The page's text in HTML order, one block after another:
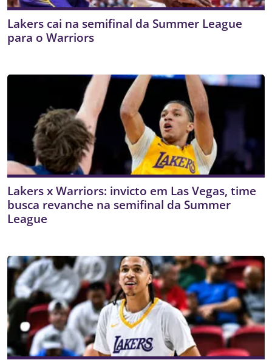
Lakers cai na semifinal da Summer League
para o Warriors
Lakers x Warriors: invicto em Las Vegas, time
busca revanche na semifinal da Summer
League